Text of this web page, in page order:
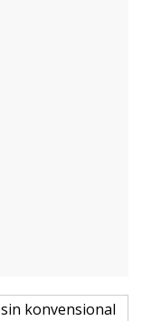
konvensional